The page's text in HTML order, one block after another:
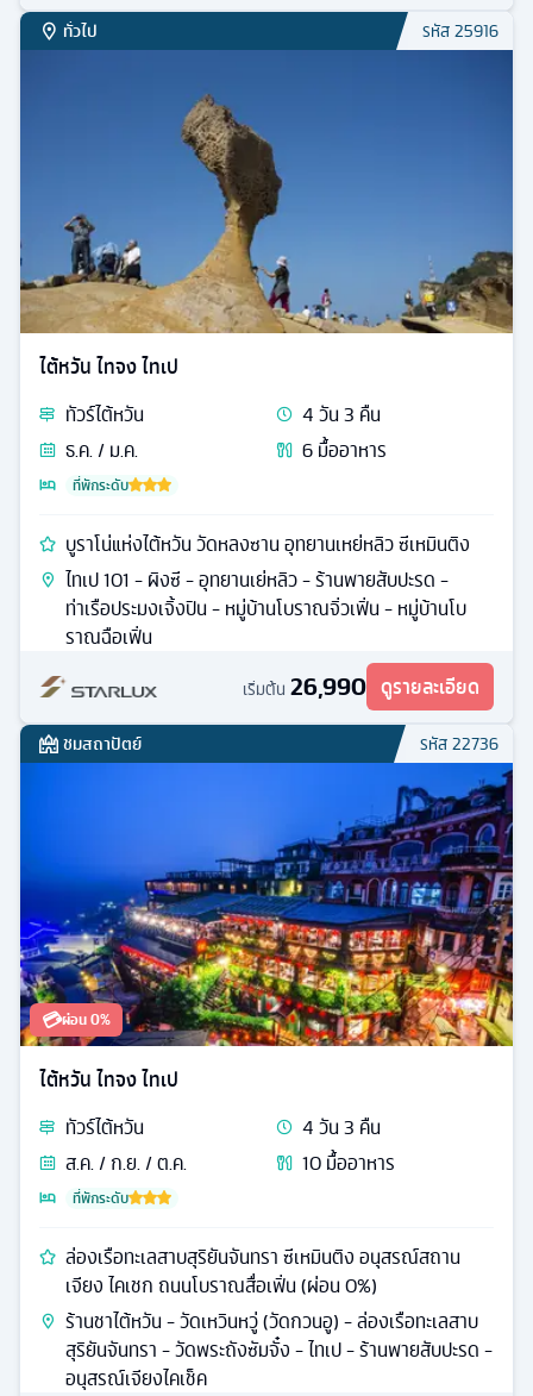
ทั่วไป รหัส25916
ไต้หวัน ไทจง ไทเป
ทัวร์ไต้หวัน 4วัน3 คืน
ธ.ค. / ม.ค.
6มื้ออาหาร
ที่พักระดับ
บูราโน่แห่งไต้หวัน วัดหลงซาน อุทยานเหย่หลิว ซีเหมินติง
ไทเป 101 - ผิงซี - อุทยานเย่หลิว - ร้านพายสับปะรด -
ท่าเรือประมงเจิ้งปิน - หมู่บ้านโบราณจิ่วเฟิ่น - หมู่บ้านโบ
ราณฉือเฟิ่น
เริ่มต้น 26,990 ดูรายละเอียด
ชมสถาปัตย์ รหัส22736
💳ผ่อน 0%
ไต้หวัน ไทจง ไทเป
ทัวร์ไต้หวัน 4วัน3 คืน
ส.ค. / ก.ย. / ต.ค.
10มื้ออาหาร
ที่พักระดับ
ล่องเรือทะเลสาบสุริยันจันทรา ซีเหมินติง อนุสรณ์สถาน
เจียง ไคเชก ถนนโบราณสื่อเฟิ่น (ผ่อน 0%)
ร้านชาไต้หวัน - วัดเหวินหวู่ (วัดกวนอู) - ล่องเรือทะเลสาบ
สุริยันจันทรา - วัดพระถังซัมจั๋ง - ไทเป - ร้านพายสับปะรด -
อนุสรณ์เจียงไคเช็ค